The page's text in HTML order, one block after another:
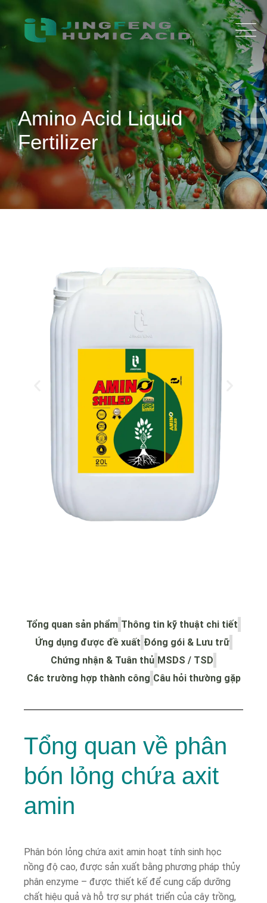
Amino Acid Liquid
Fertilizer
Tổng quan sản phẩm Thông tin kỹ thuật chi tiết
Ứng dụng được đề xuất Đóng gói & Lưu trữ
Chứng nhận & Tuân thủ MSDS / TSD
Các trường hợp thành công Câu hỏi thường gặp
Tổng quan về phân
bón lỏng chứa axit
amin
Phân bón lỏng chứa axit amin hoạt tính sinh học
nồng độ cao, được sản xuất bằng phương pháp thủy
phân enzyme – được thiết kế để cung cấp dưỡng
chất hiệu quả và hỗ trợ sự phát triển của cây trồng,